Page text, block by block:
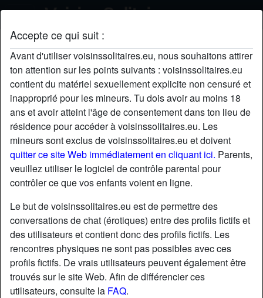
Accepte ce qui suit :
Avant d'utiliser voisinssolitaires.eu, nous souhaitons attirer
ton attention sur les points suivants : voisinssolitaires.eu
contient du matériel sexuellement explicite non censuré et
inapproprié pour les mineurs. Tu dois avoir au moins 18
ans et avoir atteint l'âge de consentement dans ton lieu de
résidence pour accéder à voisinssolitaires.eu. Les
mineurs sont exclus de voisinssolitaires.eu et doivent
quitter ce site Web immédiatement en cliquant ici. Parents,
veuillez utiliser le logiciel de contrôle parental pour
contrôler ce que vos enfants voient en ligne.
Le but de voisinssolitaires.eu est de permettre des
conversations de chat (érotiques) entre des profils fictifs et
des utilisateurs et contient donc des profils fictifs. Les
rencontres physiques ne sont pas possibles avec ces
profils fictifs. De vrais utilisateurs peuvent également être
trouvés sur le site Web. Afin de différencier ces
utilisateurs, consulte la FAQ.
BerryBelise's profil
radio_button_checked
starAjouter chatDiscuter !